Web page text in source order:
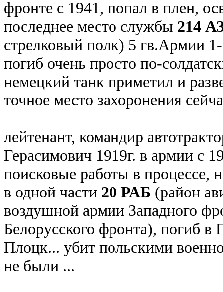
фронте с 1941, попал в плен,
последнее место службы 214
стрелковый полк) 5 гв.Армии
погиб очень просто по-
немецкий танк приметил и
точное место захоронения
лейтенант, командир
Герасимович 1919г. в армии с
поисковые работы в процессе,
в одной части 20 РАБ (район
воздушной армии Западного
Белорусского фронта), погиб в
Плоцк... убит польскими
не были ...